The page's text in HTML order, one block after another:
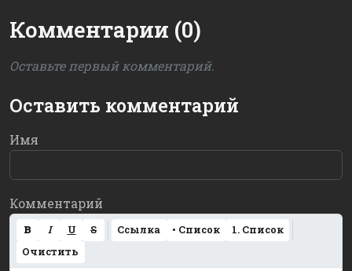
Комментарии (0)
Оставьте первый комментарий.
Оставить комментарий
Имя
Комментарий
B I U S Ссылка • Список
1. Список
Очистить